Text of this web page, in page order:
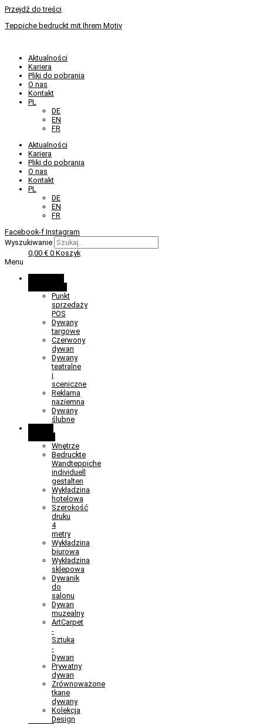
Przejdź do treści
Teppiche bedruckt mit Ihrem Motiv
Aktualności
Kariera
Pliki do pobrania
O nas
Kontakt
PL
DE
EN
FR
Aktualności
Kariera
Pliki do pobrania
O nas
Kontakt
PL
DE
EN
FR
Facebook-f Instagram
Wyszukiwanie
0,00 € 0 Koszyk
Menu
Punkt
sprzedaży
POS
Dywany
targowe
Czerwony
dywan
Dywany
teatralne
i
sceniczne
Reklama
naziemna
Dywany
ślubne
Wnętrze
Bedruckte
Wandteppiche
individuell
gestalten
Wykładzina
hotelowa
Szerokość
druku
4
metry
Wykładzina
biurowa
Wykładzina
sklepowa
Dywanik
do
salonu
Dywan
muzealny
ArtCarpet
-
Sztuka
-
Dywan
Prywatny
dywan
Zrównoważone
tkane
dywany
Kolekcja
Design